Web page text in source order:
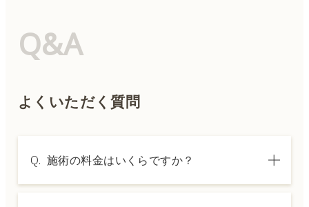
Q&A
よくいただく質問
Q. 施術の料金はいくらですか？